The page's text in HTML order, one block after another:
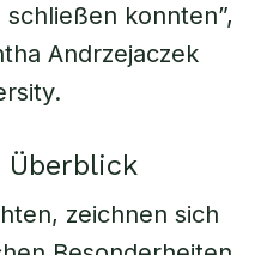
konnten”,
Andrzejaczek
zeichnen sich